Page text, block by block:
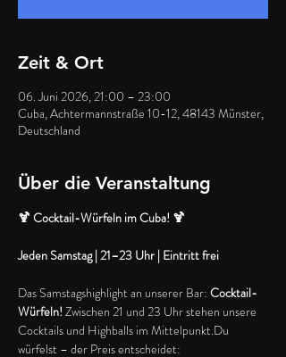
Zeit & Ort
06. Juni 2026, 21:00 – 23:00
Cuba, Achtermannstraße 10-12, 48143 Münster,
Deutschland
Über die Veranstaltung
🍹 Cocktail-Würfeln im Cuba! 🍹
Jeden Samstag | 21–23 Uhr | Eintritt frei
Das Samstagshighlight an unserer Bar: Cocktail-
Würfeln! Zwischen 21 und 23 Uhr stehen unsere
Cocktails und Highballs im Mittelpunkt.Du
würfelst – der Preis entscheidet: